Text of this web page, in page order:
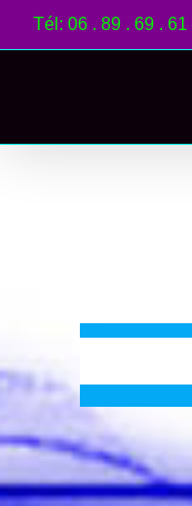
Passer
au
Tél: 06 . 89 . 69 . 61